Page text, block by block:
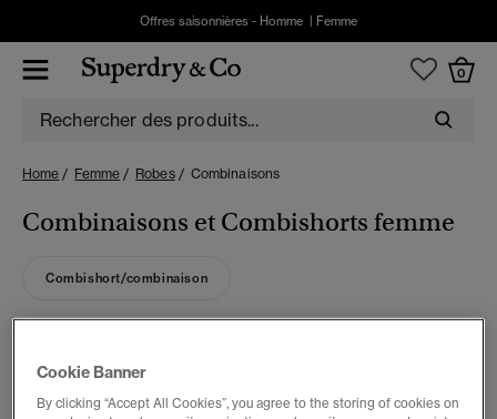
Offres saisonnières - Homme Femme
0
Home Femme Robes Combinaisons
Combinaisons et Combishorts femme
Combishort/combinaison
Cookie Banner
By clicking “Accept All Cookies”, you agree to the storing of cookies on